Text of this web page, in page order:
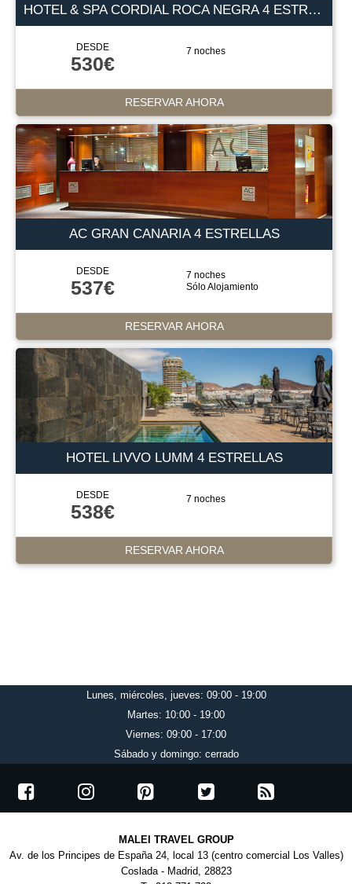
HOTEL & SPA CORDIAL ROCA NEGRA 4 ESTRELLAS
DESDE
530€
7 noches
RESERVAR AHORA
AC GRAN CANARIA 4 ESTRELLAS
DESDE
537€
7 noches
Sólo Alojamiento
RESERVAR AHORA
HOTEL LIVVO LUMM 4 ESTRELLAS
DESDE
538€
7 noches
RESERVAR AHORA
Lunes, miércoles, jueves: 09:00 - 19:00
Martes: 10:00 - 19:00
Viernes: 09:00 - 17:00
Sábado y domingo: cerrado
MALEI TRAVEL GROUP
Av. de los Principes de España 24, local 13 (centro comercial Los Valles)
Coslada - Madrid, 28823